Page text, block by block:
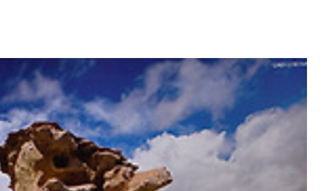
모델 입니다. D-Sub 단자가 들어갔으니까
니터는 HDMI 단자로 옮겨가고 D-Sub 단
하지만 필요한 경우도 있죠. 그럴때 활용이
자인 등은 깔끔했는데요. 기존에 24인치
많이 올 것 같네요. 사무용..